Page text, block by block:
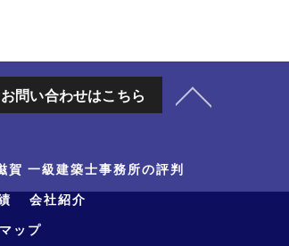
お問い合わせはこちら
賀 一級建築士事務所の評判
会社紹介
ップ